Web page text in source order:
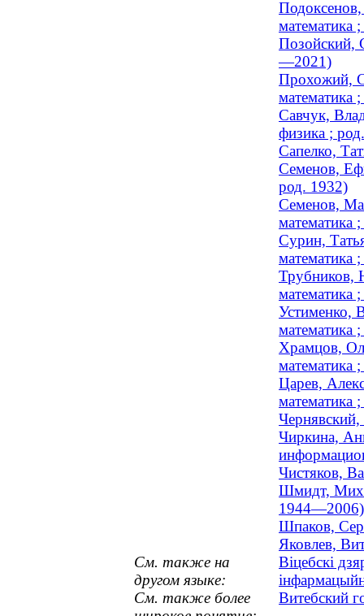
математика
Позойский,
—2021)
Прохожий,
математика
Савчук,
физика ;
Сапелко,
Семенов,
род. 1932)
Семенов,
математика
Сурин,
математика
Трубников,
математика
Устименко,
математика
Храмцов,
Царев,
математика
Чиркина,
Чистяков,
Шмидт,
1944—2006)
Шпаков,
Яковлев,
См. также на
другом языке:
Віцебскі
См. также более
Витебский